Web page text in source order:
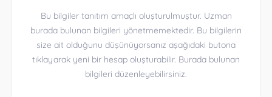
Bu bilgiler tanıtım amaçlı oluşturulmuştur. Uzman
burada bulunan bilgileri yönetmemektedir. Bu bilgilerin
size ait olduğunu düşünüyorsanız aşağıdaki butona
tıklayarak yeni bir hesap oluşturabilir. Burada bulunan
bilgileri düzenleyebilirsiniz.